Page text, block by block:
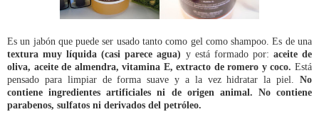
Es un jabón que puede ser usado tanto como gel como shampoo. Es de una
textura muy líquida (casi parece agua) y está formado por: aceite de
oliva, aceite de almendra, vitamina E, extracto de romero y coco. Está
pensado para limpiar de forma suave y a la vez hidratar la piel. No
contiene ingredientes artificiales ni de origen animal. No contiene
parabenos, sulfatos ni derivados del petróleo.